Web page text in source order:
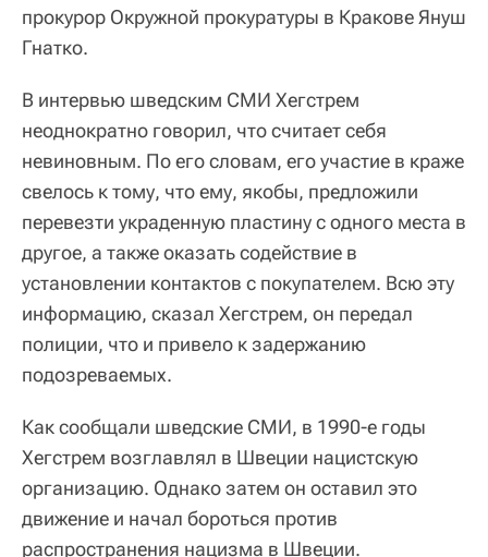
прокурор Окружной прокуратуры в Кракове Януш
Гнатко.
В интервью шведским СМИ Хегстрем
неоднократно говорил, что считает себя
невиновным. По его словам, его участие в краже
свелось к тому, что ему, якобы, предложили
перевезти украденную пластину с одного места в
другое, а также оказать содействие в
установлении контактов с покупателем. Всю эту
информацию, сказал Хегстрем, он передал
полиции, что и привело к задержанию
подозреваемых.
Как сообщали шведские СМИ, в 1990-е годы
Хегстрем возглавлял в Швеции нацистскую
организацию. Однако затем он оставил это
движение и начал бороться против
распространения нацизма в Швеции.